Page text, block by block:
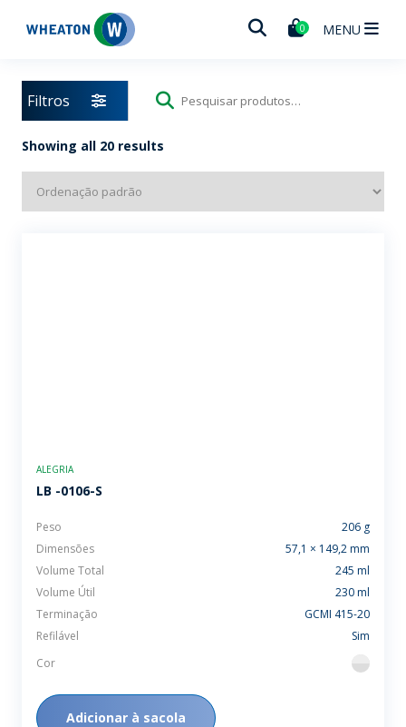
Wheaton 0 MENU
Filtros
Pesquisar
Showing all 20 results
ALEGRIA
LB -0106-S
Peso
206 g
Dimensões
57,1 × 149,2 mm
Volume Total
245 ml
Volume Útil
230 ml
Terminação
GCMI 415-20
Refilável
Sim
Cor
flint
Adicionar à sacola